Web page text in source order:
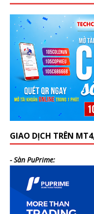
GIAO DỊCH TRÊN
- Sàn PuPrime: